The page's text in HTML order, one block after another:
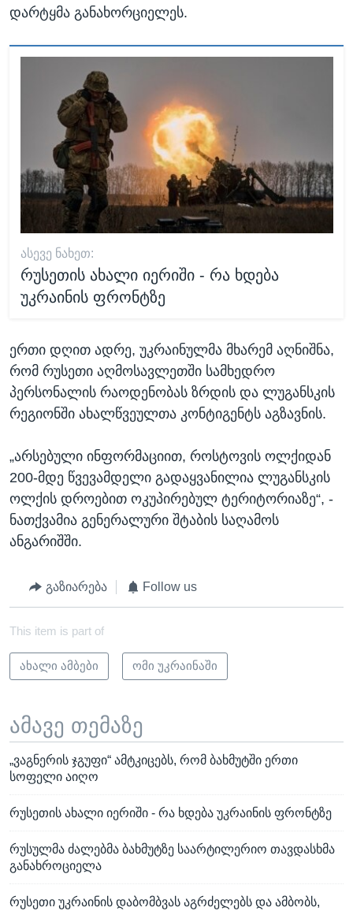
დარტყმა განახორციელეს.
ᲐᲡᲔᲕᲔ ᲜᲐᲮᲔᲗ:
რუსეთის ახალი იერიში - რა ხდება
უკრაინის ფრონტზე
ერთი დღით ადრე, უკრაინულმა მხარემ აღნიშნა,
რომ რუსეთი აღმოსავლეთში სამხედრო
პერსონალის რაოდენობას ზრდის და ლუგანსკის
რეგიონში ახალწვეულთა კონტიგენტს აგზავნის.
„არსებული ინფორმაციით, როსტოვის ოლქიდან
200-მდე წვევამდელი გადაყვანილია ლუგანსკის
ოლქის დროებით ოკუპირებულ ტერიტორიაზე“, -
ნათქვამია გენერალური შტაბის საღამოს
ანგარიშში.
გაზიარება Follow us
This item is part of
ახალი ამბები ომი უკრაინაში
ამავე თემაზე
„ვაგნერის ჯგუფი“ ამტკიცებს, რომ ბახმუტში ერთი
სოფელი აიღო
რუსეთის ახალი იერიში - რა ხდება უკრაინის ფრონტზე
რუსულმა ძალებმა ბახმუტზე საარტილერიო თავდასხმა
განახროციელა
რუსეთი უკრაინის დაბომბვას აგრძელებს და ამბობს,